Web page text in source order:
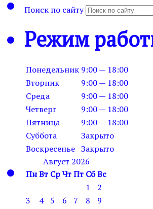
Поиск по сайту
Режим
Понедельник 9:00 — 18:00
Вторник
9:00 — 18:00
Среда
9:00 — 18:00
Четверг
9:00 — 18:00
Пятница
9:00 — 18:00
Суббота
Закрыто
Воскресенье Закрыто
Август 2026
ПнВт СрЧтПт СбВс
1
2
3
4 5 6 7 8
9